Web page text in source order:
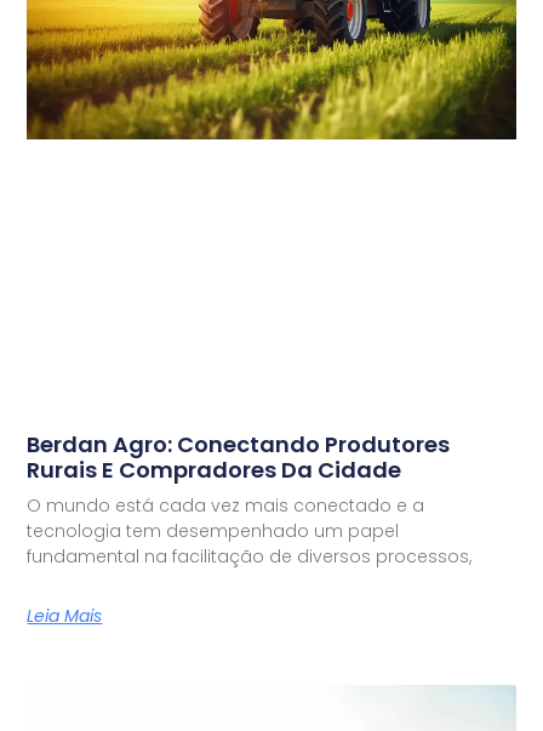
Berdan Agro: Conectando Produtores
Rurais E Compradores Da Cidade
O mundo está cada vez mais conectado e a
tecnologia tem desempenhado um papel
fundamental na facilitação de diversos processos,
Leia Mais